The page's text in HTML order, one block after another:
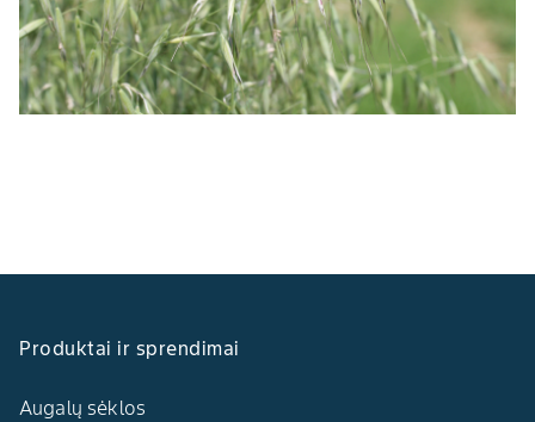
Produktai ir sprendimai
Augalų sėklos